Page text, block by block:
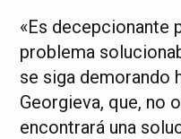
«Es decepcionante
problema
se siga demorando
Georgieva, que, no
encontrará una